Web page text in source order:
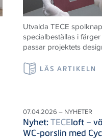
Utvalda TECE
specialbeställas i
passar projektets
LÄS ARTIKELN
07.04.2026 – NYHETER
Nyhet:TECEloft –
WC-porslin med